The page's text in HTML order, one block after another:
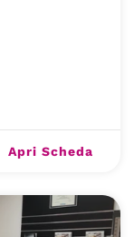
Apri Scheda